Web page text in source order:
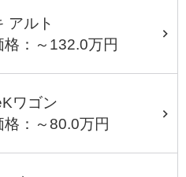
アルト
格：～132.0万円
ワゴン
格：～80.0万円